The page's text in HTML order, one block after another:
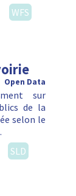
WFS
Open Data
sur
de la
selon le
SLD